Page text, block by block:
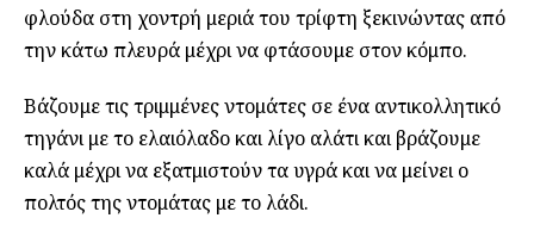
φλούδα στη χοντρή μεριά του τρίφτη ξεκινώντας από
την κάτω πλευρά μέχρι να φτάσουμε στον κόμπο.
Βάζουμε τις τριμμένες ντομάτες σε ένα αντικολλητικό
τηγάνι με το ελαιόλαδο και λίγο αλάτι και βράζουμε
καλά μέχρι να εξατμιστούν τα υγρά και να μείνει ο
πολτός της ντομάτας με το λάδι.